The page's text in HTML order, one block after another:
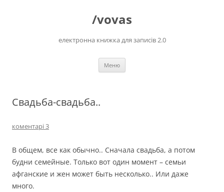
/vovas
електронна книжка для записів 2.0
Меню
Свадьба-свадьба..
коментарі 3
В общем, все как обычно.. Сначала свадьба, а потом
будни семейные. Только вот один момент – семьи
афганские и жен может быть несколько.. Или даже
много.